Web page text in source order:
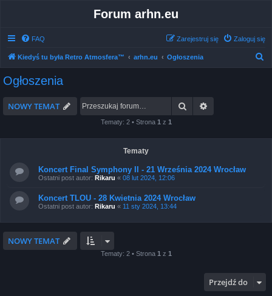
Forum arhn.eu
FAQ Zaloguj się
Zarejestruj się
Kiedyś tu była Retro Atmosfera™ arhn.eu Ogłoszenia
Ogłoszenia
NOWY TEMAT Szukaj
Tematy: 2 • Strona 1 z 1
Tematy
Koncert Final Symphony II - 21 Września 2024 Wrocław
Ostatni post autor: Rikaru « 08 lut 2024, 12:06
Koncert TLOU - 28 Kwietnia 2024 Wrocław
Ostatni post autor: Rikaru « 11 sty 2024, 13:44
NOWY TEMAT
Tematy: 2 • Strona 1 z 1
Przejdź do